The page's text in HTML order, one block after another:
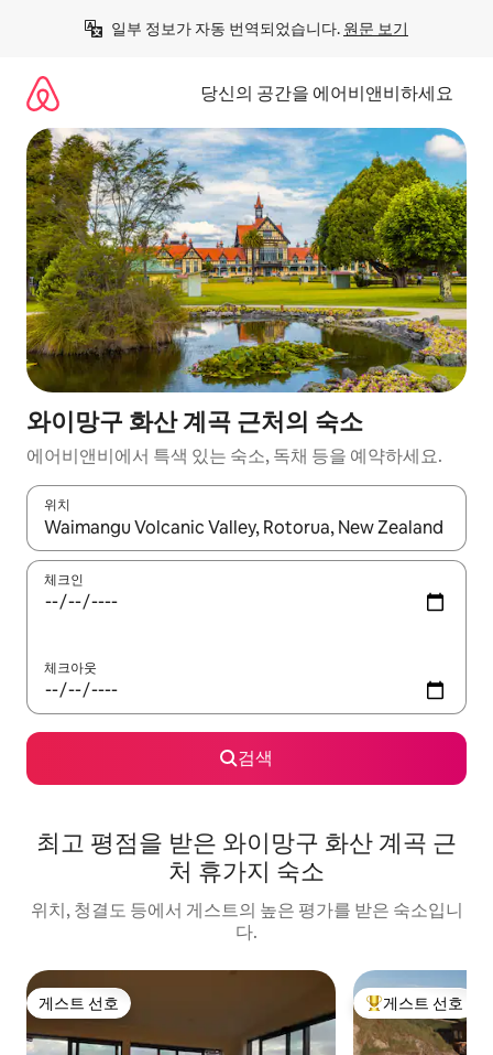
일부 정보가 자동 번역되었습니다. 원문 보기
당신의 공간을 에어비앤비하세요
와이망구 화산 계곡 근처의 숙소
에어비앤비에서 특색 있는 숙소, 독채 등을 예약하세요.
위치
결과가 나오면 위·아래 화살표 키를 사용하거나 터치 또는 스와이
체크인
체크아웃
검색
최고 평점을 받은 와이망구 화산 계곡 근
처 휴가지 숙소
위치, 청결도 등에서 게스트의 높은 평가를 받은 숙소입니
다.
게스트 선호
게스트 선호 상위 게스트 선호
게스트 선호